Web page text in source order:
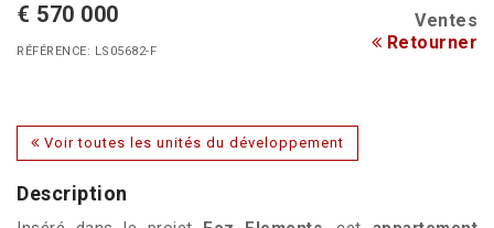
€ 570 000 Ventes
RÉFÉRENCE: LS05682-F Retourner
Voir toutes les unités du développement
Description